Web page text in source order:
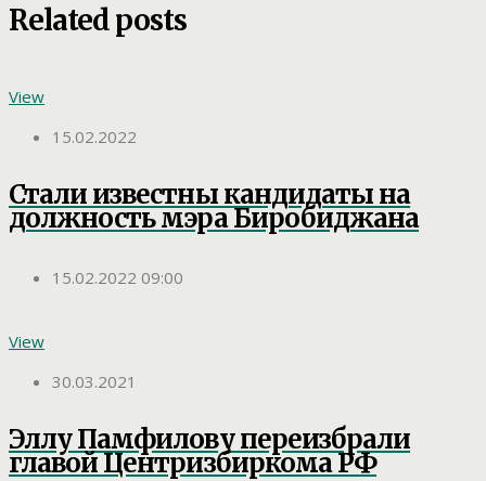
Related posts
View
15.02.2022
Стали известны кандидаты на
должность мэра Биробиджана
15.02.2022 09:00
View
30.03.2021
Эллу Памфилову переизбрали
главой Центризбиркома РФ